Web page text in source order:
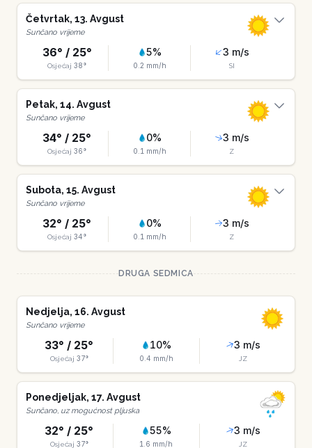
Četvrtak, 13. Avgust
Sunčano vrijeme
36° / 25°
Osjećaj 38°
5%
0.2 mm/h
3 m/s
SI
Petak, 14. Avgust
Sunčano vrijeme
34° / 25°
Osjećaj 36°
0%
0.1 mm/h
3 m/s
Z
Subota, 15. Avgust
Sunčano vrijeme
32° / 25°
Osjećaj 34°
0%
0.1 mm/h
3 m/s
Z
DRUGA SEDMICA
Nedjelja, 16. Avgust
Sunčano vrijeme
33° / 25°
Osjećaj 37°
10%
0.4 mm/h
3 m/s
JZ
Ponedjeljak, 17. Avgust
Sunčano, uz mogućnost pljuska
32° / 25°
Osjećaj 37°
55%
1.6 mm/h
3 m/s
JZ